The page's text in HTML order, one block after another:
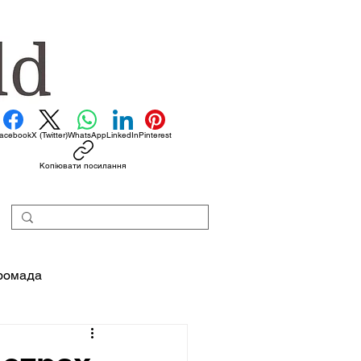
X (Twitter)WhatsAppLinkedInPinterest
Копіювати посилання